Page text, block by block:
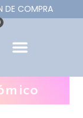
DE COMPRA